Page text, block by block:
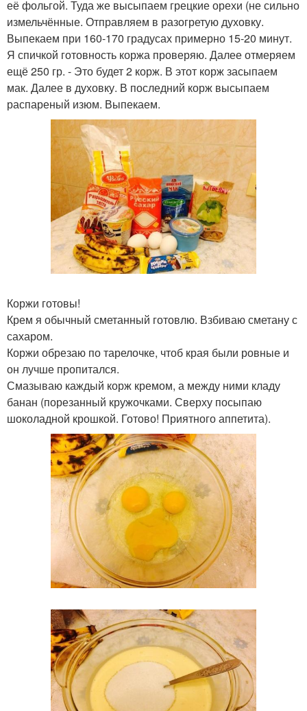
её фольгой. Туда же высыпаем грецкие орехи (не сильно
измельчённые. Отправляем в разогретую духовку.
Выпекаем при 160-170 градусах примерно 15-20 минут.
Я спичкой готовность коржа проверяю. Далее отмеряем
ещё 250 гр. - Это будет 2 корж. В этот корж засыпаем
мак. Далее в духовку. В последний корж высыпаем
распареный изюм. Выпекаем.
Коржи готовы!
Крем я обычный сметанный готовлю. Взбиваю сметану с
сахаром.
Коржи обрезаю по тарелочке, чтоб края были ровные и
он лучше пропитался.
Смазываю каждый корж кремом, а между ними кладу
банан (порезанный кружочками. Сверху посыпаю
шоколадной крошкой. Готово! Приятного аппетита).